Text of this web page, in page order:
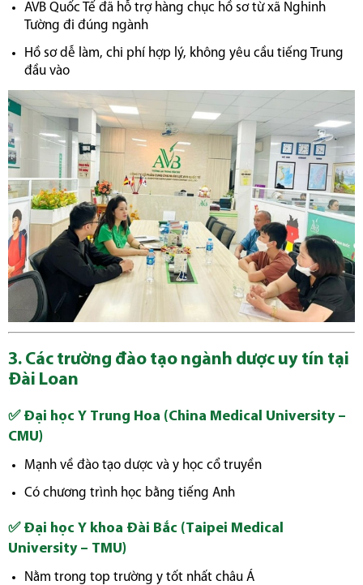
AVB Quốc Tế đã hỗ trợ hàng chục hồ sơ từ xã Nghinh
Tường đi đúng ngành
Hồ sơ dễ làm, chi phí hợp lý, không yêu cầu tiếng Trung
đầu vào
3. Các trường đào tạo ngành dược uy tín tại
Đài Loan
✅ Đại học Y Trung Hoa (China Medical University –
CMU)
Mạnh về đào tạo dược và y học cổ truyền
Có chương trình học bằng tiếng Anh
✅ Đại học Y khoa Đài Bắc (Taipei Medical
University – TMU)
Nằm trong top trường y tốt nhất châu Á